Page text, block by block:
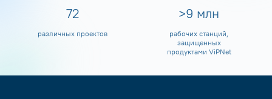
80
различных проектов
>10 млн
рабочих станций,
защищенных
продуктами ViPNet